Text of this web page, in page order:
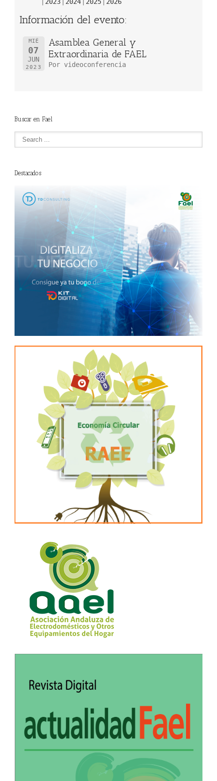
2023 2024 2025 2026
Información del evento:
MIÉ
07
JUN
2023
Asamblea General y
Extraordinaria de FAEL
Por videoconferencia
Buscar en Fael
Destacados